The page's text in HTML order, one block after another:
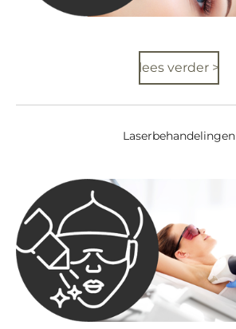
lees verder >
Laserbehandelingen